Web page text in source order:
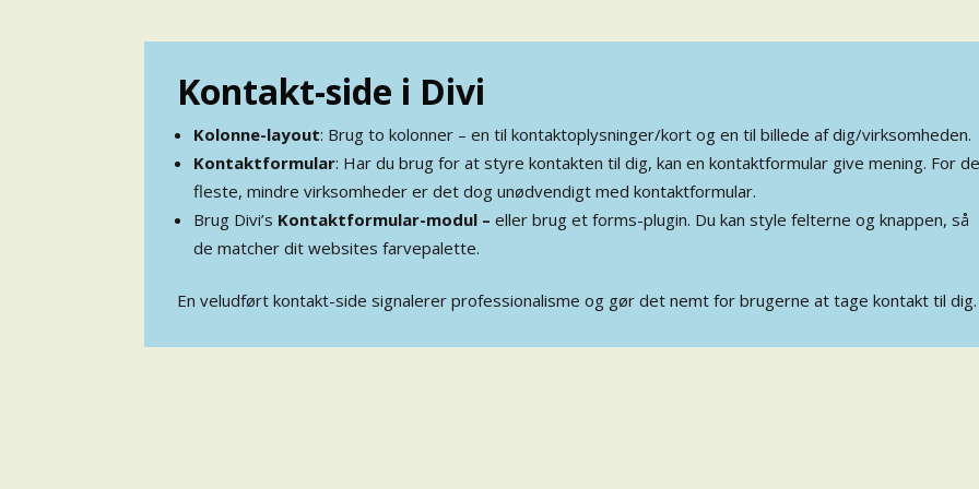
Kontakt-side i Divi
Kolonne-layout: Brug to kolonner – en til kontaktoplysninger/kort og en til billede af dig/virksomheden.
Kontaktformular: Har du brug for at styre kontakten til dig, kan en kontaktformular give mening. For de
fleste, mindre virksomheder er det dog unødvendigt med kontaktformular.
Brug Divi’s Kontaktformular-modul – eller brug et forms-plugin. Du kan style felterne og knappen, så
de matcher dit websites farvepalette.
En veludført kontakt-side signalerer professionalisme og gør det nemt for brugerne at tage kontakt til dig.